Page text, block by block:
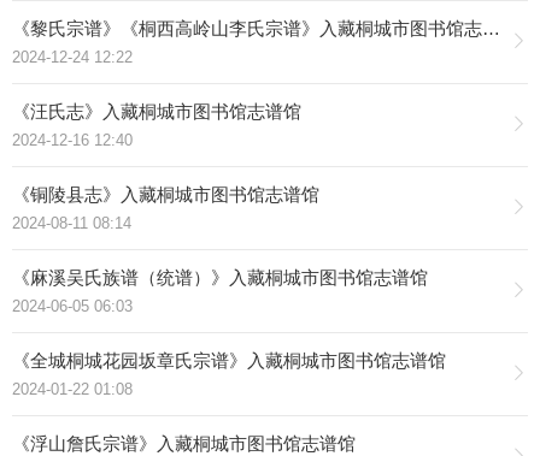
《黎氏宗谱》《桐西高岭山李氏宗谱》入藏桐城市图书馆志谱馆
2024-12-24 12:22
《汪氏志》入藏桐城市图书馆志谱馆
2024-12-16 12:40
《铜陵县志》入藏桐城市图书馆志谱馆
2024-08-11 08:14
《麻溪吴氏族谱（统谱）》入藏桐城市图书馆志谱馆
2024-06-05 06:03
《全城桐城花园坂章氏宗谱》入藏桐城市图书馆志谱馆
2024-01-22 01:08
《浮山詹氏宗谱》入藏桐城市图书馆志谱馆